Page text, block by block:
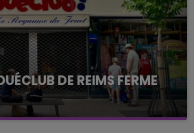
DE REIMS FERME
du centre-ville